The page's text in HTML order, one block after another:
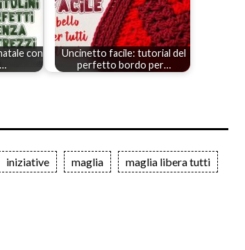
con
Uncinetto facile: tutorial del
perfetto bordo per…
iniziative maglia maglia libera tutti